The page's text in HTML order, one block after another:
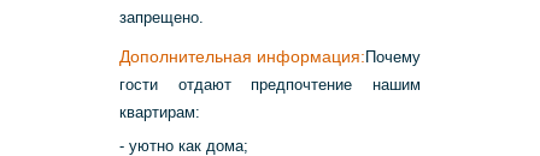
запрещено.
Дополнительная информация:Почему
гости отдают предпочтение нашим
квартирам:
- уютно как дома;